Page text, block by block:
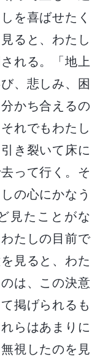
を喜ばせたく
ると、わたし
れる。「地上
、悲しみ、困
かち合えるの
れでもわたし
き裂いて床に
って行く。そ
の心にかなう
見たことがな
たしの目前で
見ると、わた
は、この決意
掲げられるも
らはあまりに
視したのを見